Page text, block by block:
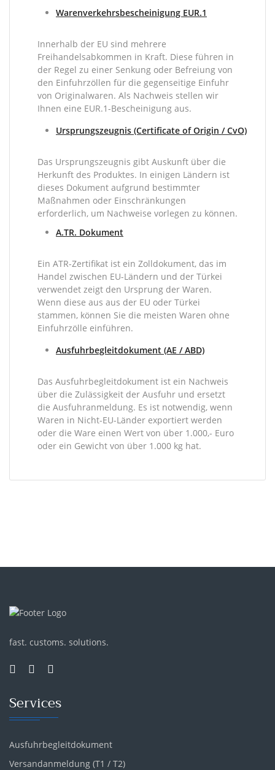
Warenverkehrsbescheinigung EUR.1
Innerhalb der EU sind mehrere
Freihandelsabkommen in Kraft. Diese führen in
der Regel zu einer Senkung oder Befreiung von
den Einfuhrzöllen für die gegenseitige Einfuhr
von Originalwaren. Als Nachweis stellen wir
Ihnen eine EUR.1-Bescheinigung aus.
Ursprungszeugnis (Certificate of Origin / CvO)
Das Ursprungszeugnis gibt Auskunft über die
Herkunft des Produktes. In einigen Ländern ist
dieses Dokument aufgrund bestimmter
Maßnahmen oder Einschränkungen
erforderlich, um Nachweise vorlegen zu können.
A.TR. Dokument
Ein ATR-Zertifikat ist ein Zolldokument, das im
Handel zwischen EU-Ländern und der Türkei
verwendet zeigt den Ursprung der Waren.
Wenn diese aus aus der EU oder Türkei
stammen, können Sie die meisten Waren ohne
Einfuhrzölle einführen.
Ausfuhrbegleitdokument (AE / ABD)
Das Ausfuhrbegleitdokument ist ein Nachweis
über die Zulässigkeit der Ausfuhr und ersetzt
die Ausfuhranmeldung. Es ist notwendig, wenn
Waren in Nicht-EU-Länder exportiert werden
oder die Ware einen Wert von über 1.000,- Euro
oder ein Gewicht von über 1.000 kg hat.
fast. customs. solutions.
Services
Ausfuhrbegleitdokument
Versandanmeldung (T1 / T2)